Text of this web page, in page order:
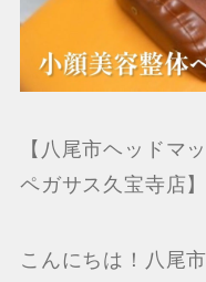
【八尾市ヘッドマ
ペガサス久宝寺店】
こんにちは！八尾